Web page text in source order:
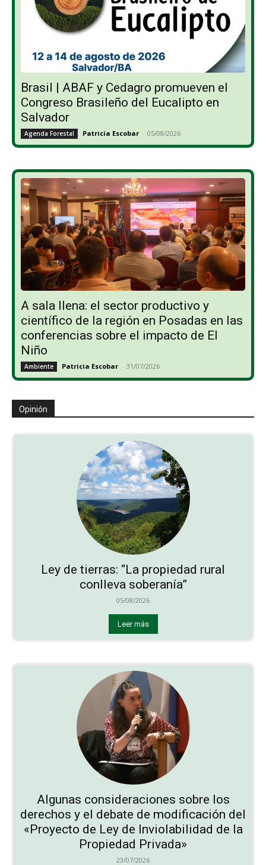
Brasil | ABAF y Cedagro promueven el
Congreso Brasileño del Eucalipto en
Salvador
Agenda Forestal Patricia Escobar - 05/08/2026
A sala llena: el sector productivo y
científico de la región en Posadas en las
conferencias sobre el impacto de El
Niño
Ambiente Patricia Escobar - 31/07/2026
Opinión
Ley de tierras: “La propiedad rural
conlleva soberanía”
05/08/2026
Leer más
Algunas consideraciones sobre los
derechos y el debate de modificación del
«Proyecto de Ley de Inviolabilidad de la
Propiedad Privada»
23/07/2026